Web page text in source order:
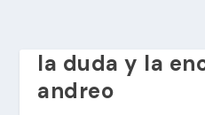
la duda y la
andreo